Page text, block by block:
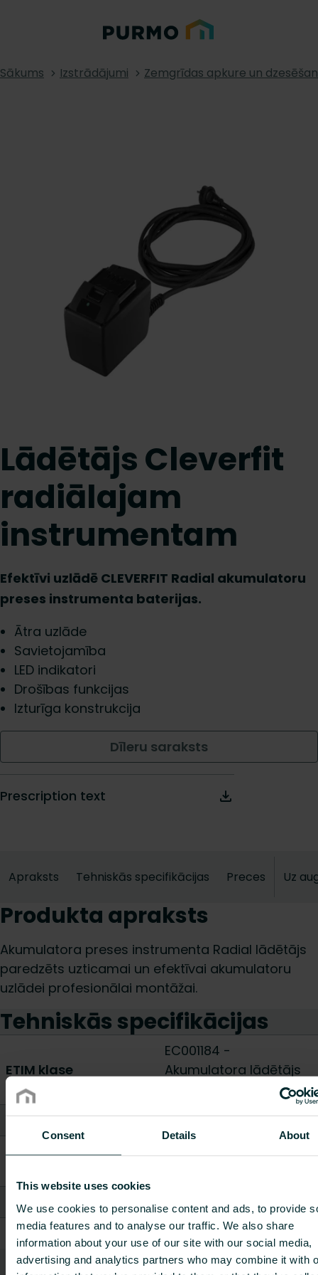
Consent Details About
This website uses cookies
We use cookies to personalise content and ads, to provide
media features and to analyse our traffic. We also share
information about your use of our site with our social media,
advertising and analytics partners who may combine it with
Sākums Izstrādājumi Zemgrīdas apkure un
Lādētājs Cleverfit
radiālajam
instrumentam
Efektīvi uzlādē CLEVERFIT Radial akumulatoru
preses instrumenta baterijas.
Ātra uzlāde
Savietojamība
LED indikatori
Drošības funkcijas
Izturīga konstrukcija
Dīleru saraksts
Prescription text
Apraksts Tehniskās specifikācijas Preces Uz
Produkta apraksts
Akumulatora preses instrumenta Radial lādētājs
paredzēts uzticamai un efektīvai akumulatoru
uzlādei profesionālai montāžai.
Tehniskās specifikācijas
ETIM klase
EC001184 -
Akumulatora lādētājs
elektriskajiem rīkiem
Augstums [mm]
77
Platums / Garums
120
Dziļums [mm]
165
Svars [kg]
0.48
Rādīt visu